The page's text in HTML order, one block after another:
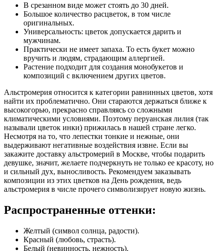
В срезанном виде может стоять до 30 дней.
Большое количество расцветок, в том числе
оригинальных.
Универсальность: цветок допускается дарить и
мужчинам.
Практически не имеет запаха. То есть букет можно
вручить и людям, страдающим аллергией.
Растение подходит для создания монобукетов и
композиций с включением других цветов.
Альстромерия относится к категории равнинных цветов, хотя
найти их проблематично. Они стараются держаться ближе к
высокогорью, прекрасно справляясь со сложными
климатическими условиями. Поэтому перуанская лилия (так
называли цветок инки) прижилась в нашей стране легко.
Несмотря на то, что лепестки тонкие и нежные, они
выдерживают негативные воздействия извне. Если вы
закажите доставку альстромерий в Москве, чтобы подарить
девушке, значит, желаете подчеркнуть не только ее красоту, но
и сильный дух, выносливость. Рекомендуем заказывать
композиции из этих цветков на День рождения, ведь
альстромерия в числе прочего символизирует новую жизнь.
Распространенные оттенки:
Желтый (символ солнца, радости).
Красный (любовь, страсть).
Белый (невинность, нежность).